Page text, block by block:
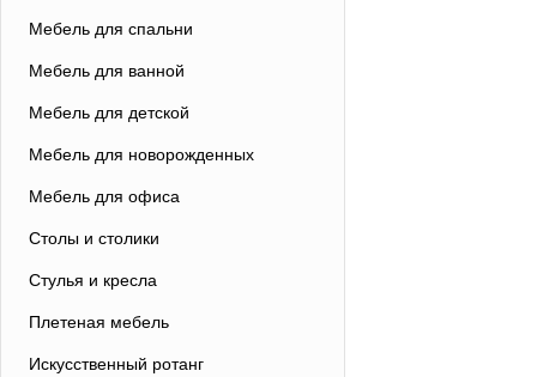
Мебель для спальни
Мебель для ванной
Мебель для детской
Мебель для новорожденных
Мебель для офиса
Столы и столики
Стулья и кресла
Плетеная мебель
Искусственный ротанг